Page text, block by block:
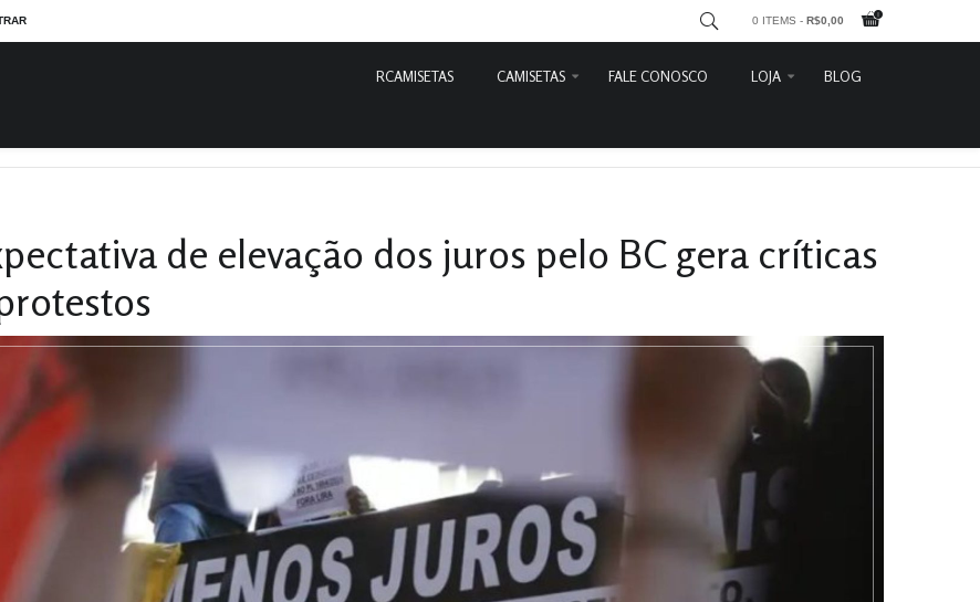
0 ITEMS - R$0,00
RCAMISETAS CAMISETAS
Lênin
Lute Como
Divertidas
Frida Kahlo
FALE CONOSCO LOJA
Carrinho
Sair
BLOG
de elevação dos juros pelo BC gera críticas